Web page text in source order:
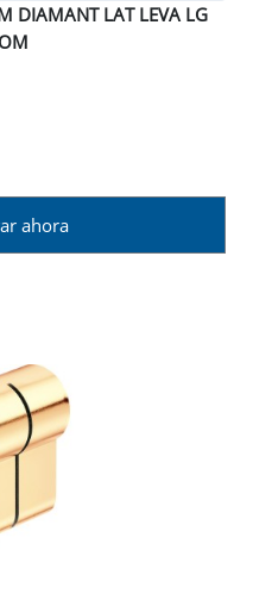
DIAMANT LAT LEVA LG
ahora